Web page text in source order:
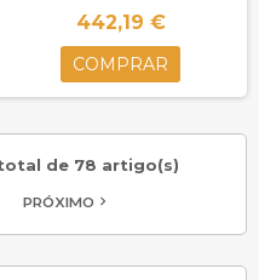
442,19 €
COMPRAR
de 78 artigo(s)
PRÓXIMO navigate_next